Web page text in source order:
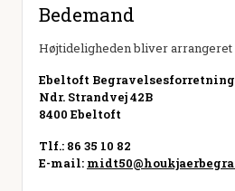
Bedemand
Højtideligheden bliver arrangeret
Ebeltoft Begravelsesforretning
Ndr. Strandvej 42B
8400 Ebeltoft
Tlf.: 86 35 10 82
E-mail: